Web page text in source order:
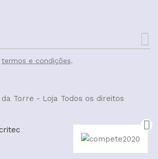
termos e condições.
Torre - Loja Todos os direitos